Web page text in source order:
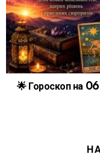
🌟 Гороскоп на